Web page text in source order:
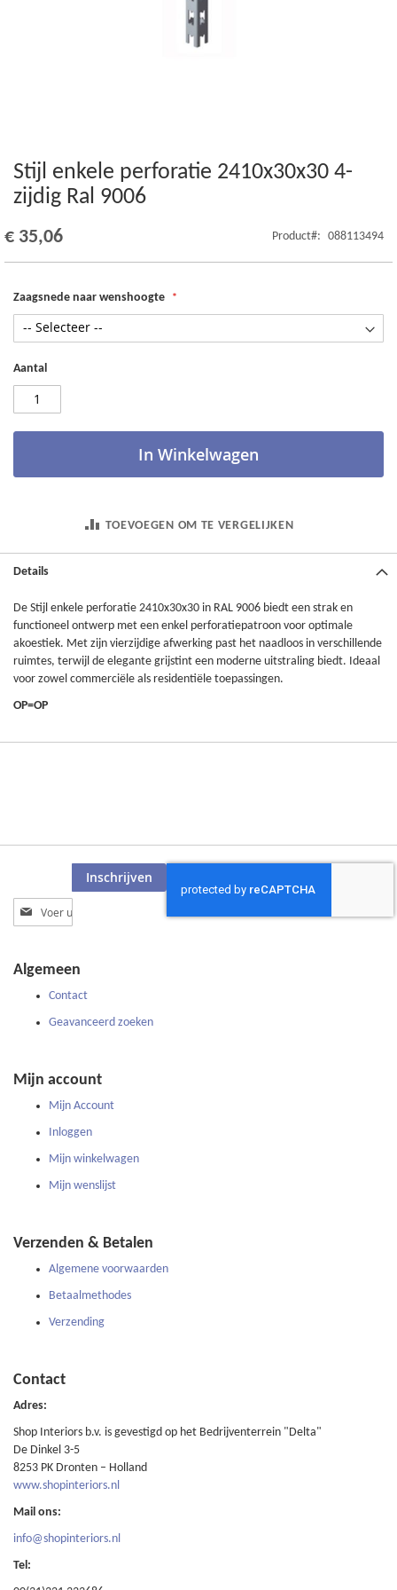
Ga
naar
het
van
gallerij
Stijl enkele perforatie 2410x30x30 4-
zijdig Ral 9006
€ 35,06 Product 088113494
Zaagsnede naar wenshoogte
Aantal
In Winkelwagen
TOEVOEGEN OM TE VERGELIJKEN
Details
De Stijl enkele perforatie 2410x30x30 in RAL 9006 biedt een strak en
functioneel ontwerp met een enkel perforatiepatroon voor optimale
akoestiek. Met zijn vierzijdige afwerking past het naadloos in verschillende
ruimtes, terwijl de elegante grijstint een moderne uitstraling biedt. Ideaal
voor zowel commerciële als residentiële toepassingen.
OP=OP
Abonneer
u
nieuwsbrief
Inschrijven
Algemeen
Contact
Geavanceerd zoeken
Mijn account
Mijn Account
Inloggen
Mijn winkelwagen
Mijn wenslijst
Verzenden & Betalen
Algemene voorwaarden
Betaalmethodes
Verzending
Contact
Adres:
Shop Interiors b.v. is gevestigd op het Bedrijventerrein "Delta"
De Dinkel 3-5
8253 PK Dronten – Holland
www.shopinteriors.nl
Mail ons:
info@shopinteriors.nl
Tel: